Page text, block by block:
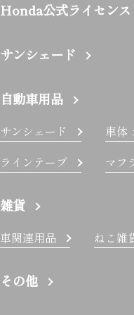
Honda公式ライセンス
サンシェード
自動車用品
サンシェード 車体
ラインテープ
マフ
雑貨
車関連用品 ねこ雑
その他